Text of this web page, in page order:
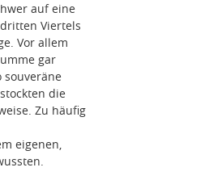
auf eine
Viertels
Vor allem
gar
souveräne
die
Zu häufig
eigenen,